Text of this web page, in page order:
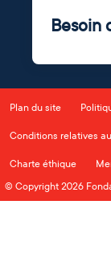
Besoin
Plan du site
Conditions relatives
Charte éthique
© Copyright 2026